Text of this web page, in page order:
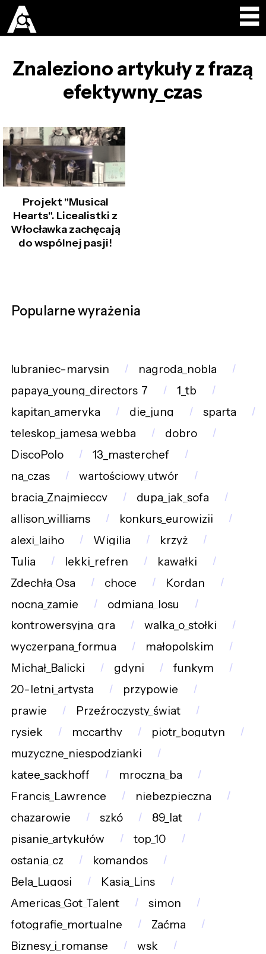
Znaleziono artykuły z frazą
efektywny_czas
Projekt "Musical
Hearts". Licealistki z
Włocławka zachęcają
do wspólnej pasji!
Popularne wyrażenia
lubraniec-marysin
nagroda_nobla
papaya_young_directors_7
1_tb
kapitan_ameryka
die_jung
sparta
teleskop_jamesa_webba
dobro
DiscoPolo
13_masterchef
na_czas
wartościowy_utwór
bracia_Znajmieccy
dupa_jak_sofa
allison_williams
konkurs_eurowizji
alexi_laiho
Wigilia
krzyż
Tulia
lekki_refren
kawałki
Zdechła_Osa
choce
Kordan
nocna_zamie
odmiana_losu
kontrowersyjna_gra
walka_o_stołki
wyczerpana_formua
małopolskim
Michał_Balicki
gdyni
funkym
20-letni_artysta
przypowie
prawie
Przeźroczysty_świat
rysiek
mccarthy
piotr_bogutyn
muzyczne_niespodzianki
katee_sackhoff
mroczna_ba
Francis_Lawrence
niebezpieczna
chazarowie
szkó
89_lat
pisanie_artykułów
top_10
ostania_cz
komandos
Bela_Lugosi
Kasia_Lins
Americas_Got_Talent
simon
fotografie_mortualne
Zaćma
Biznesy_i_romanse
wsk